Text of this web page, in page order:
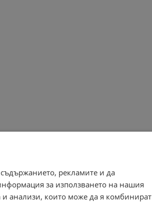
ENGLISH
рекламите и да
за използването на нашия
и анализи, които може да я комбинират